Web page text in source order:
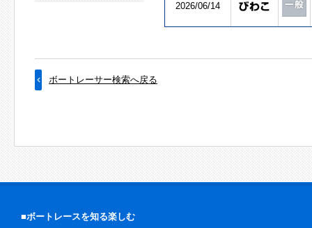
2026/06/14
ボートレーサー検索へ戻る
■ボートレースを知る楽しむ